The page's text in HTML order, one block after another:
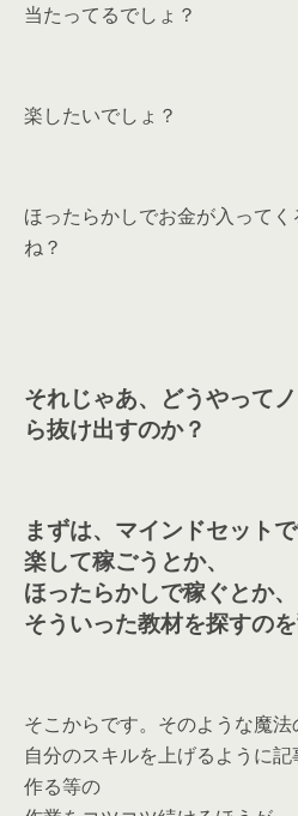
当たってるでしょ？
楽したいでしょ？
ほったらかしでお金が入って
ね？
それじゃあ、どうやって
ら抜け出すのか？
まずは、マインドセットで
楽して稼ごうとか、
ほったらかしで稼ぐとか、
そういった教材を探すのを
そこからです。そのような魔法
自分のスキルを上げるように
作る等の